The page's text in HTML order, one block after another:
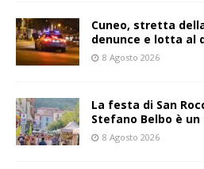
Cuneo, stretta
denunce e lotta al
8 Agosto 2026
La festa di San
Stefano Belbo è
8 Agosto 2026